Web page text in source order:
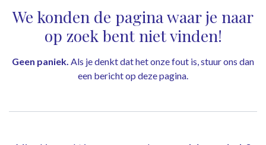
Fout 404
We konden de pagina waar je naar
op zoek bent niet vinden!
Geen paniek. Als je denkt dat het onze fout is, stuur ons dan
een bericht op deze pagina.